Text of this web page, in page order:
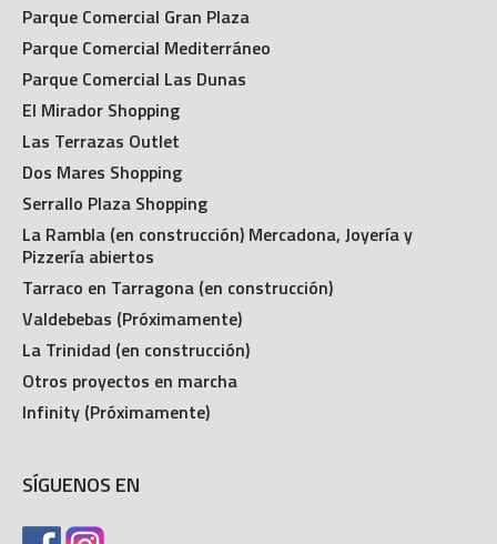
Parque Comercial Gran Plaza
Parque Comercial Mediterráneo
Parque Comercial Las Dunas
El Mirador Shopping
Las Terrazas Outlet
Dos Mares Shopping
Serrallo Plaza Shopping
La Rambla (en construcción) Mercadona, Joyería y
Pizzería abiertos
Tarraco en Tarragona (en construcción)
Valdebebas (Próximamente)
La Trinidad (en construcción)
Otros proyectos en marcha
Infinity (Próximamente)
SÍGUENOS EN